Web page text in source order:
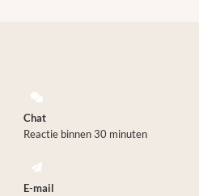
Chat
Reactie binnen 30 minuten
E-mail